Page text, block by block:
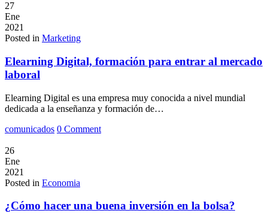
27
Ene
2021
Posted in Marketing
Elearning Digital, formación para entrar al mercado
laboral
Elearning Digital es una empresa muy conocida a nivel mundial
dedicada a la enseñanza y formación de…
comunicados 0 Comment
26
Ene
2021
Posted in Economia
¿Cómo hacer una buena inversión en la bolsa?